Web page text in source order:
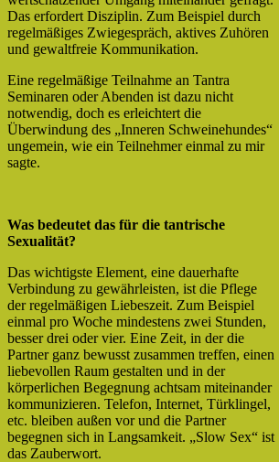
Das erfordert Disziplin. Zum Beispiel durch
regelmäßiges Zwiegespräch, aktives Zuhören
und gewaltfreie Kommunikation.
Eine regelmäßige Teilnahme an Tantra
Seminaren oder Abenden ist dazu nicht
notwendig, doch es erleichtert die
Überwindung des „Inneren Schweinehundes“
ungemein, wie ein Teilnehmer einmal zu mir
sagte.
Was bedeutet das für die tantrische
Sexualität?
Das wichtigste Element, eine dauerhafte
Verbindung zu gewährleisten, ist die Pflege
der regelmäßigen Liebeszeit. Zum Beispiel
einmal pro Woche mindestens zwei Stunden,
besser drei oder vier. Eine Zeit, in der die
Partner ganz bewusst zusammen treffen, einen
liebevollen Raum gestalten und in der
körperlichen Begegnung achtsam miteinander
kommunizieren. Telefon, Internet, Türklingel,
etc. bleiben außen vor und die Partner
begegnen sich in Langsamkeit. „Slow Sex“ ist
das Zauberwort.